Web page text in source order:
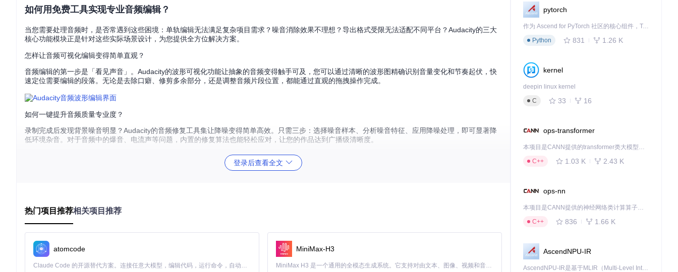
如何用免费工具实现专业音频编辑？
当您需要处理音频时，是否常遇到这些困境：单轨编辑无法满足复杂项目需求？噪音消除效果不理想？导出格式受限无法适配不同平台？Audacity的三大
核心功能模块正是针对这些实际场景设计，为您提供全方位解决方案。
怎样让音频可视化编辑变得简单直观？
音频编辑的第一步是「看见声音」。Audacity的波形可视化功能让抽象的音频变得触手可及，您可以通过清晰的波形图精确识别音量变化和节奏起伏，快
速定位需要编辑的段落。无论是去除口癖、修剪多余部分，还是调整音频片段位置，都能通过直观的拖拽操作完成。
如何一键提升音频质量专业度？
录制完成后发现背景噪音明显？Audacity的音频修复工具集让降噪变得简单高效。只需三步：选择噪音样本、分析噪音特征、应用降噪处理，即可显著降
低环境杂音。对于音频中的爆音、电流声等问题，内置的修复算法也能轻松应对，让您的作品达到广播级清晰度。
完成编辑后，如何快速分享您的作品？Audacity提供了全面的导出与发布功能，支持MP3、WAV、FLAC等多种主流格式，满足不同平台的上传要求。通过
功能特性
简易音频工具
成本投入
免费基础版+付费高级功能
登录后查看全文
热门项目推荐相关项目推荐
atomcode
Claude Code 的开源替代方案。连接任意大模型，编辑代码，运行命令，自动验证 — 全自动执行。用 Rust 构建，极致性能。 ｜ An open-source alternative to Claude Code. Connect any LLM, edit code, run commands, and verify changes — autonomously. Built in Rust for speed. Get Started
MiniMax-H3
MiniMax H3 是一个通用的全模态生成系统。它支持对由文本、图像、视频和音频组成的多模态上下文进行统一理解，并能生成分辨率高达 2K、时长可达 15 秒的带原生立体声音频的视频。得益于面向任务泛化的系统设计，H3 在预训练阶段就已具备广泛的多模态上下文理解与生成能力，能够出色地执行复杂的多模态指令。
pytorch
作为 Ascend for PyTorch 社区的核心组件，TorchNPU 是昇腾专为 PyTorch 打造的深度学习适配插件，使 PyTorch 框架能够直接调用昇腾 NPU，为开发者提供昇腾 AI 处理器的超强算力。
Python
831 1.26 K
kernel
deepin linux kernel
C
33 16
ops-transformer
本项目是CANN提供的transformer类大模型算子库，实现网络在NPU上加速计算。
C++
1.03 K 2.43 K
ops-nn
本项目是CANN提供的神经网络类计算算子库，实现网络在NPU上加速计算。
C++
836 1.66 K
AscendNPU-IR
AscendNPU-IR是基于MLIR（Multi-Level Intermediate Representation）构建的，面向昇腾亲和算子编译时使用的中间表示，提供昇腾完备表达能力，通过编译优化提升昇腾AI处理器计算效率，支持通过生态框架使能昇腾AI处理器与深度调优